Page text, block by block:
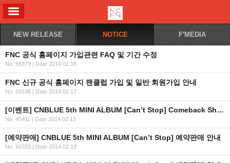
NEW RELEASE NOTICE F'MEDIA
FNC 공식 홈페이지 가입관련 FAQ 및 기간 수정
No. 56379 | Date 2014.02.18
FNC 신규 공식 홈페이지 팬클럽 가입 및 일반 회원가입 안내
No. 68106 | Date 2014.02.17
[이벤트] CNBLUE 5th MINI ALBUM [Can’t Stop] Comeback Show 참여 방법 안내
No. 40411 | Date 2014.02.13
[예약판매] CNBLUE 5th MINI ALBUM [Can’t Stop] 예약판매 안내
No. 60333 | Date 2014.02.13